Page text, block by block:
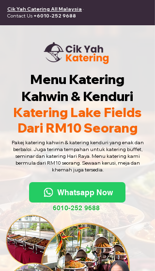
Cik Yah Catering All Malaysia ·
Contact Us +6010-252 9688
Menu Katering
Kahwin & Kenduri
Katering Lake Fields
Dari RM10 Seorang
Pakej katering kahwin & katering kenduri yang enak dan
berbaloi. Juga terima tempahan untuk katering buffet,
seminar dan katering Hari Raya. Menu katering kami
bermula dari RM10 seorang. Sewaan kerusi, meja dan
khemah juga tersedia.
Whatsapp Now
6010-252 9688